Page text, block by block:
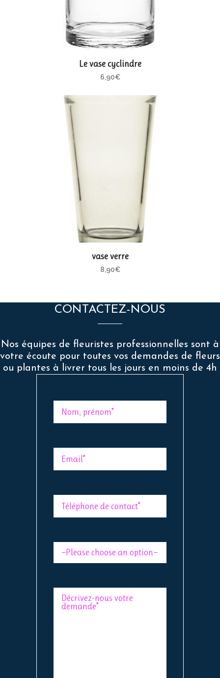
Le vase cyclindre
6,90€
vase verre
8,90€
CONTACTEZ-NOUS
Nos équipes de fleuristes professionnelles sont à
votre écoute pour toutes vos demandes de fleurs
ou plantes à livrer tous les jours en moins de 4h